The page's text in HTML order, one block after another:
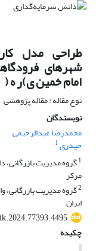
طراحی مدل
شهرهای
امام خمین ی)ر ه (
نوع مقاله : مقاله پژوهشی
نویسندگان
محمدرضا عبدالرحیمی
حیدری1
1گروه مدیریت
مرکز
2گروه مدیریت بازرگانی،
ایران
چکیده